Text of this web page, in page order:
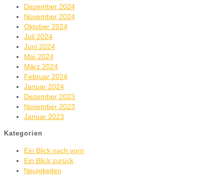
Dezember 2024
November 2024
Oktober 2024
Juli 2024
Juni 2024
Mai 2024
März 2024
Februar 2024
Januar 2024
Dezember 2023
November 2023
Januar 2023
Kategorien
Ein Blick nach vorn
Ein Blick zurück
Neuigkeiten